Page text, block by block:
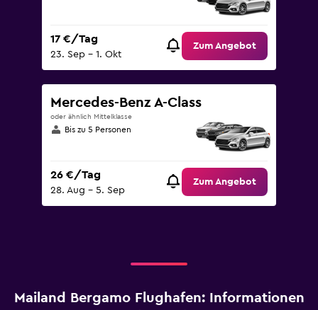
17 €/Tag
23. Sep – 1. Okt
Zum Angebot
Mercedes-Benz A-Class
oder ähnlich Mittelklasse
Bis zu 5 Personen
26 €/Tag
28. Aug – 5. Sep
Zum Angebot
Mailand Bergamo Flughafen: Informationen